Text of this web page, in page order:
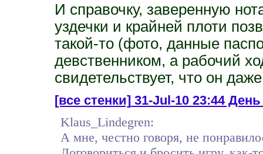
И справочку, заверенную
уздечки и крайней плоти
такой-то (фото, данные
девственником, а рабочий
свидетельствует, что он
[все стенки]31-Jul-10 23:44
Klaus_Lindegren:
А мне, честно говоря, не